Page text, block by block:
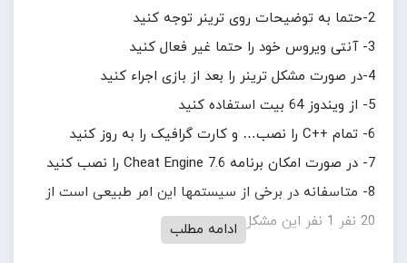
2-حتما به توضیحات روی ترینر توجه کنید
3- آنتی ویروس خود را حتما غیر فعال کنید
4-در صورت مشکل ترینر را بعد از بازی اجراء کنید
5- از ویندوز 64 بیت استفاده کنید
6- تمام ++C را نصب… و کارت گرافیک را به روز کنید
7- در صورت امکان برنامه Cheat Engine 7.6 را نصب کنید
8- متاسفانه در برخی از سیستمها این امر طبیعی است از
20 نفر 1 نفر این مشکل را دارد
ادامه مطلب